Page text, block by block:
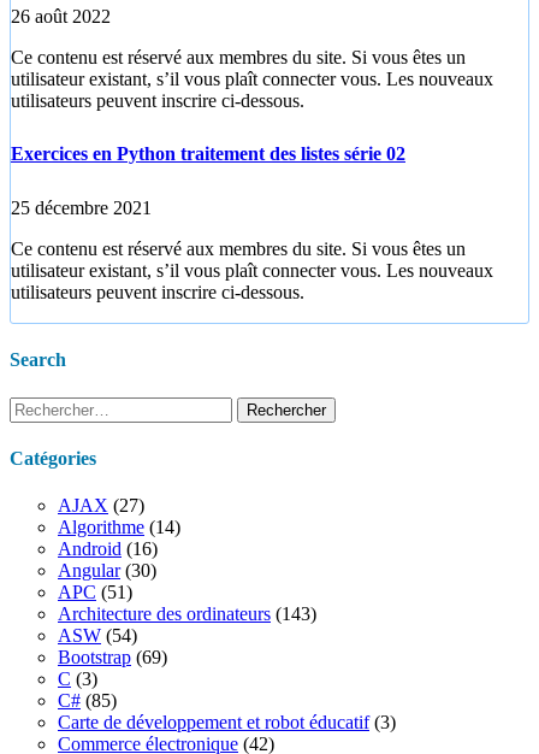
26 août 2022
Ce contenu est réservé aux membres du site. Si vous êtes un
utilisateur existant, s’il vous plaît connecter vous. Les nouveaux
utilisateurs peuvent inscrire ci-dessous.
Exercices en Python traitement des listes série 02
25 décembre 2021
Ce contenu est réservé aux membres du site. Si vous êtes un
utilisateur existant, s’il vous plaît connecter vous. Les nouveaux
utilisateurs peuvent inscrire ci-dessous.
Search
Rechercher :
Catégories
AJAX (27)
Algorithme (14)
Android (16)
Angular(30)
APC (51)
Architecture des ordinateurs (143)
ASW (54)
Bootstrap (69)
C (3)
C# (85)
Carte de développement et robot éducatif(3)
Commerce électronique (42)